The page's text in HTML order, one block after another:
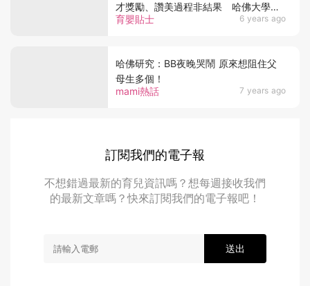
育嬰貼士 6 years ago
才獎勵、讚美過程非結果 哈佛大學研
究：6個方法有效激勵小朋友
mami熱話 7 years ago
哈佛研究：BB夜晚哭鬧 原來想阻住父
母生多個！
訂閱我們的電子報
不想錯過最新的育兒資訊嗎？想每週接收我們
的最新文章嗎？快來訂閱我們的電子報吧！
送出